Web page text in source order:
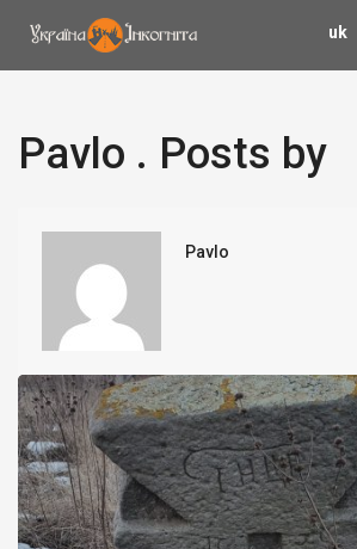
uk
Pavlo . Posts by
Pavlo